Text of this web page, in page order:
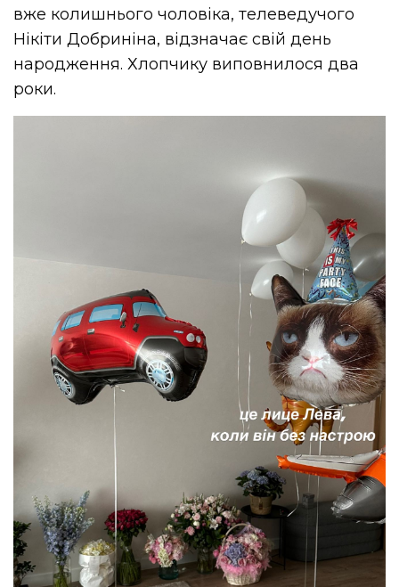
вже колишнього чоловіка, телеведучого
Нікіти Добриніна, відзначає свій день
народження. Хлопчику виповнилося два
роки.